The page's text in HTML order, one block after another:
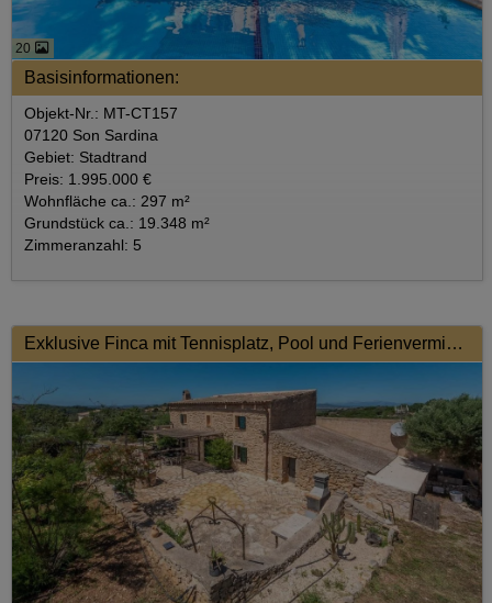
20
Basisinformationen:
Objekt-Nr.: MT-CT157
07120 Son Sardina
Gebiet: Stadtrand
Preis: 1.995.000 €
Wohnfläche ca.: 297 m²
Grundstück ca.: 19.348 m²
Zimmeranzahl: 5
Exklusive Finca mit Tennisplatz, Pool und Ferienvermietungslizenz – Eine Oase der Ruhe und Eleganz